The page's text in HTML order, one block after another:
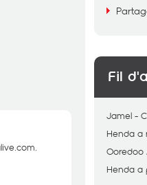
Fil
Jamel -
Henda a
Ooredoo
Henda a